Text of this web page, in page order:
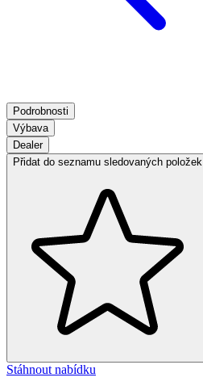
Podrobnosti
Výbava
Dealer
Přidat do seznamu sledovaných položek
Stáhnout nabídku